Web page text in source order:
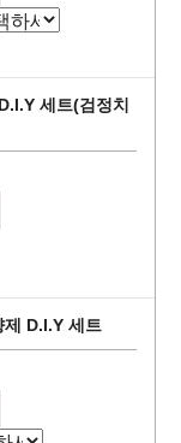
세트(검정치
D.I.Y 세트